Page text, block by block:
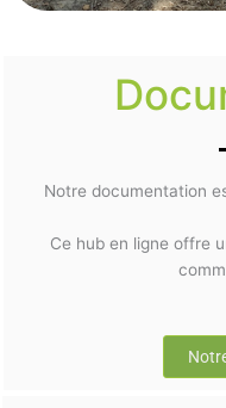
Notre documentation
Ce hub en ligne offre